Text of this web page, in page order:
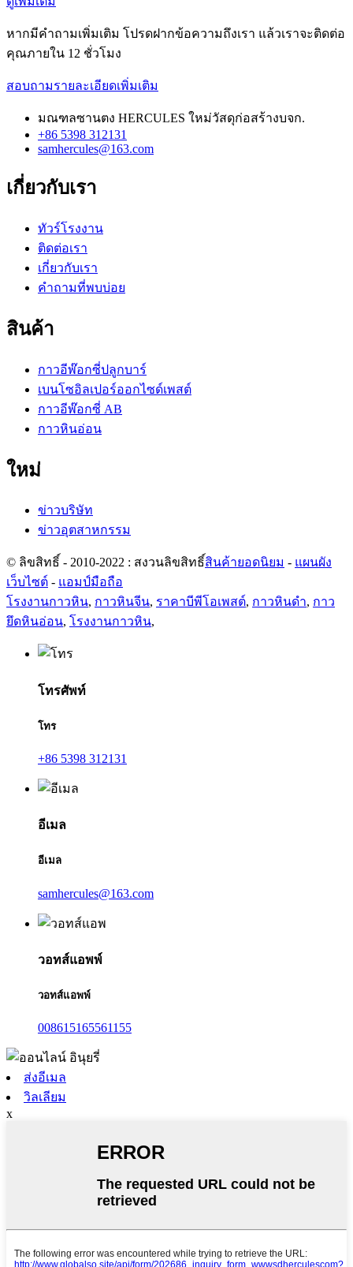
หากมีคำถามเพิ่มเติม โปรดฝากข้อความถึงเรา แล้วเราจะติดต่อ
คุณภายใน 12 ชั่วโมง
สอบถามรายละเอียดเพิ่มเติม
มณฑลซานตง HERCULES ใหม่วัสดุก่อสร้างบจก.
+86 5398 312131
samhercules@163.com
เกี่ยวกับเรา
ทัวร์โรงงาน
ติดต่อเรา
เกี่ยวกับเรา
คำถามที่พบบ่อย
สินค้า
กาวอีพ๊อกซี่ปลูกบาร์
เบนโซอิลเปอร์ออกไซด์เพสต์
กาวอีพ๊อกซี่ AB
กาวหินอ่อน
ใหม่
ข่าวบริษัท
ข่าวอุตสาหกรรม
© ลิขสิทธิ์ - 2010-2022 : สงวนลิขสิทธิ์สินค้ายอดนิยม - แผนผัง
เว็บไซต์ - แอมป์มือถือ
โรงงานกาวหิน, กาวหินจีน, ราคาบีพีโอเพสต์, กาวหินดำ, กาว
ยึดหินอ่อน, โรงงานกาวหิน,
โทรศัพท์
โทร
+86 5398 312131
อีเมล
อีเมล
samhercules@163.com
วอทส์แอพพ์
วอทส์แอพพ์
008615165561155
ส่งอีเมล
วิลเลียม
x